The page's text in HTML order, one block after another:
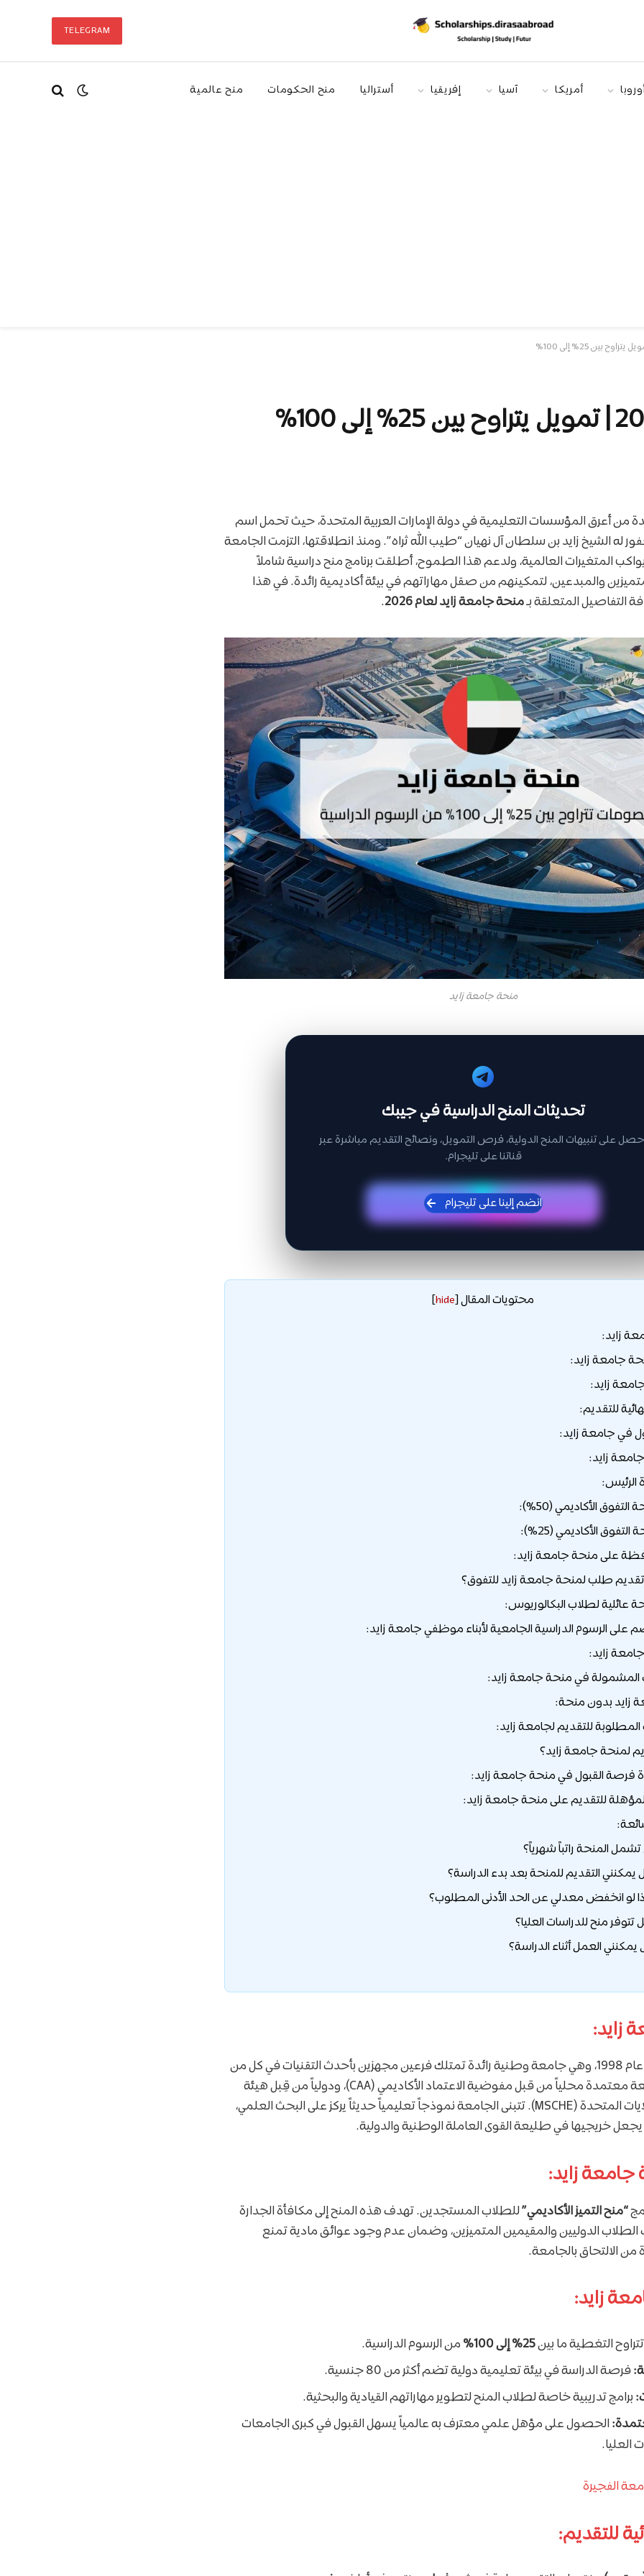
TELEGRAM
أمريكا آسيا إفريقيا أستراليا منح الحكومات منح عالمية
من أعرق المؤسسات التعليمية في دولة الإمارات العربية المتحدة، حيث تحمل اسم
له الشيخ زايد بن سلطان آل نهيان “طيب الله ثراه”. ومنذ انطلاقتها، التزمت الجامعة
المتغيرات العالمية، ولدعم هذا الطموح، أطلقت برنامج منح دراسية شاملاً
والمبدعين، لتمكينهم من صقل مهاراتهم في بيئة أكاديمية رائدة. في هذا
التفاصيل المتعلقة بـمنحة جامعة زايد لعام 2026 .
منحة جامعة زايد
تحديثات المنح الدراسية في جيبك
على تنبيهات المنح الدولية، فرص التمويل، ونصائح التقديم مباشرة عبر
قناتنا على تليجرام.
انضم إلينا على تليجرام
محتويات المقال [
hide
]
زايد:
جامعة زايد:
زايد:
للتقديم:
في جامعة زايد:
زايد:
على منحة جامعة زايد:
طلب لمنحة جامعة زايد للتفوق؟
زايد:
في منحة جامعة زايد:
زايد بدون منحة:
للتقديم لجامعة زايد:
لمنحة جامعة زايد؟
فرصة القبول في منحة جامعة زايد:
للتقديم على منحة جامعة زايد:
زايد:
في كل من
. الجامعة معتمدة محلياً من قبل مفوضية الاعتماد الأكاديمي (CAA)، ودولياً من قِبل هيئة
كليات وجامعات الولايات المتحدة (MSCHE). تتبنى الجامعة نموذجاً تعليمياً حديثاً يركز على البحث العلمي،
يجعل خريجيها في طليعة القوى العاملة الوطنية والدولية.
زايد:
“منح التميز الأكاديمي”للطلاب المستجدين. تهدف هذه المنح إلى مكافأة الجدارة
الدوليين والمقيمين المتميزين، وضمان عدم وجود عوائق مادية تمنع
من الالتحاق بالجامعة.
زايد:
التغطية ما بين25% إلى 100%
من الرسوم الدراسية.
فرصة الدراسة في بيئة تعليمية دولية تضم أكثر من 80 جنسية.
برامج تدريبية خاصة لطلاب المنح لتطوير مهاراتهم القيادية والبحثية.
الحصول على مؤهل علمي معترف به عالمياً يسهل القبول في كبرى الجامعات
العليا.
الفجيرة
للتقديم: